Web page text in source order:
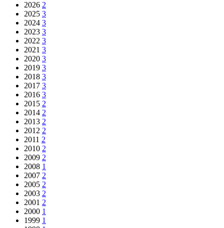
2026 2
2025 3
2024 3
2023 3
2022 3
2021 3
2020 3
2019 3
2018 3
2017 3
2016 3
2015 2
2014 2
2013 2
2012 2
2011 2
2010 2
2009 2
2008 1
2007 2
2005 2
2003 2
2001 2
2000 1
1999 1